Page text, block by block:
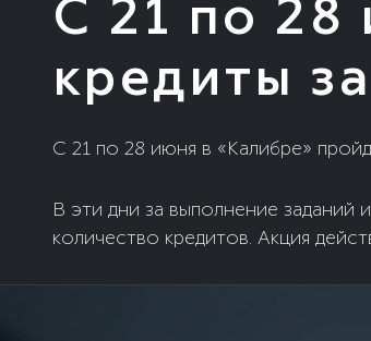
С 21 по 28
кредиты
С 21 по 28 июня в «Калибре»
В эти дни за выполнение заданий
количество кредитов. Акция